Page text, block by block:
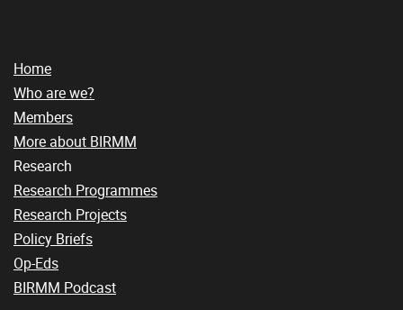
Home
Who are we?
Members
More about BIRMM
Research
Research Programmes
Research Projects
Policy Briefs
Op-Eds
BIRMM Podcast